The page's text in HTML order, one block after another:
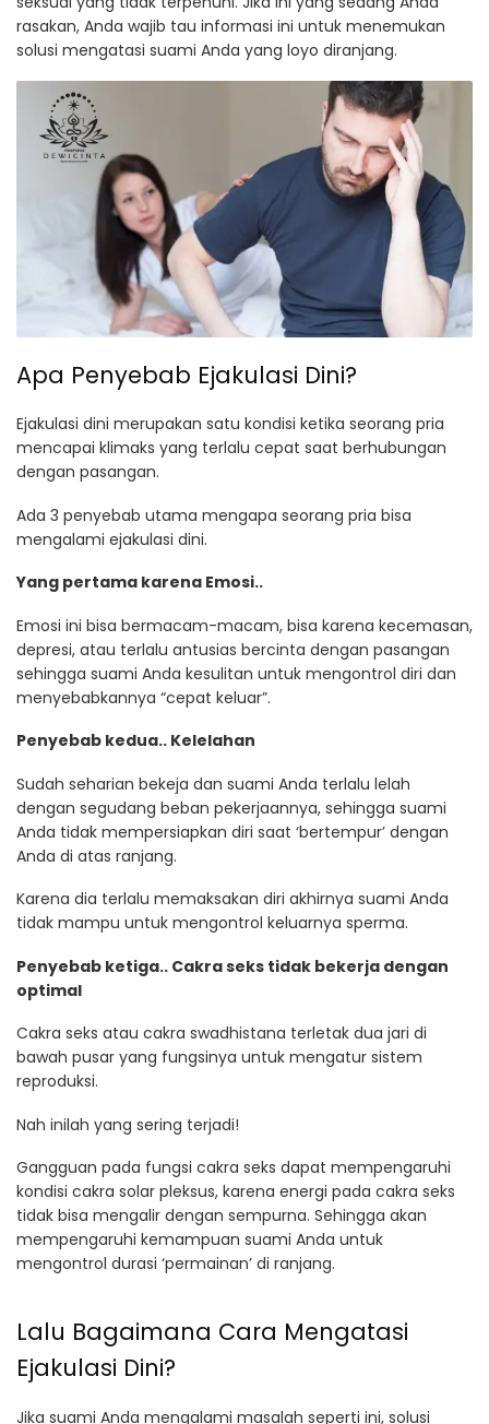
rasakan, Anda wajib tau informasi ini untuk menemukan
solusi mengatasi suami Anda yang loyo diranjang.
Apa Penyebab Ejakulasi Dini?
Ejakulasi dini merupakan satu kondisi ketika seorang pria
mencapai klimaks yang terlalu cepat saat berhubungan
dengan pasangan.
Ada 3 penyebab utama mengapa seorang pria bisa
mengalami ejakulasi dini.
Yang pertama karena Emosi..
Emosi ini bisa bermacam-macam, bisa karena kecemasan,
depresi, atau terlalu antusias bercinta dengan pasangan
sehingga suami Anda kesulitan untuk mengontrol diri dan
menyebabkannya “cepat keluar”.
Penyebab kedua.. Kelelahan
Sudah seharian bekeja dan suami Anda terlalu lelah
dengan segudang beban pekerjaannya, sehingga suami
Anda tidak mempersiapkan diri saat ‘bertempur’ dengan
Anda di atas ranjang.
Karena dia terlalu memaksakan diri akhirnya suami Anda
tidak mampu untuk mengontrol keluarnya sperma.
Penyebab ketiga.. Cakra seks tidak bekerja dengan
optimal
Cakra seks atau cakra swadhistana terletak dua jari di
bawah pusar yang fungsinya untuk mengatur sistem
reproduksi.
Nah inilah yang sering terjadi!
Gangguan pada fungsi cakra seks dapat mempengaruhi
kondisi cakra solar pleksus, karena energi pada cakra seks
tidak bisa mengalir dengan sempurna. Sehingga akan
mempengaruhi kemampuan suami Anda untuk
mengontrol durasi ‘permainan’ di ranjang.
Lalu Bagaimana Cara Mengatasi
Ejakulasi Dini?
Jika suami Anda mengalami masalah seperti ini, solusi